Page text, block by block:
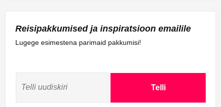
Guasave
Hermosillo
Merida
Mexicali
Reisipakkumised ja inspiratsioon emailile
Lugege esimestena parimaid pakkumisi!
Telli